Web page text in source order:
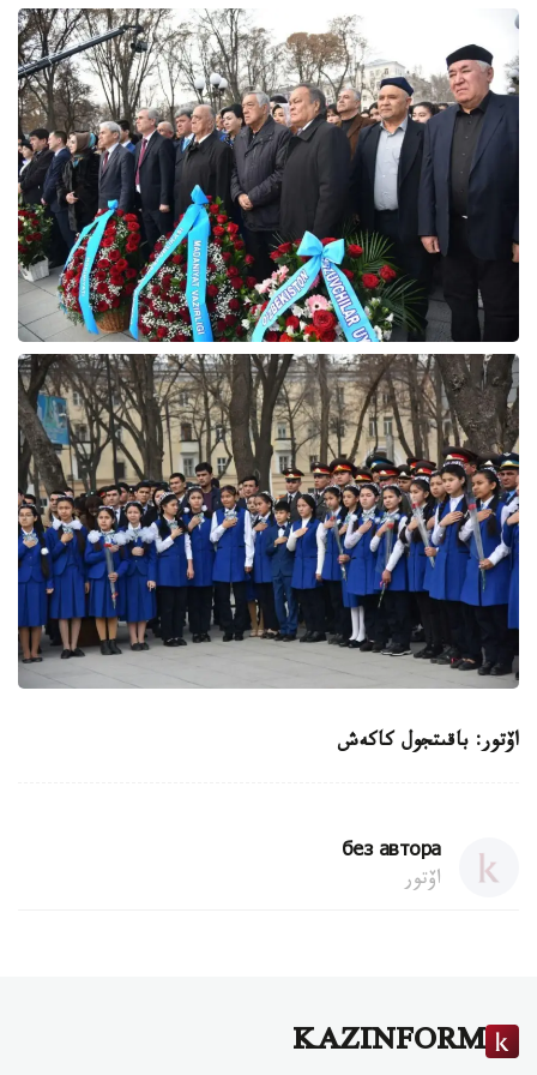
اۆتور: باقىتجول كاكەش
без автора
اۆتور
KAZINFORM